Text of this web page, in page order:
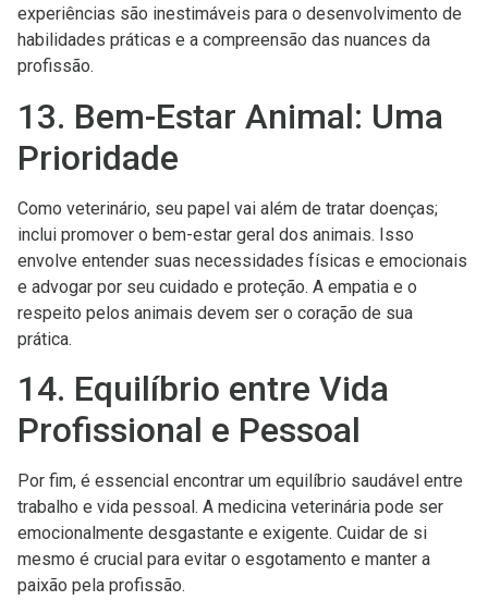
experiências são inestimáveis para o desenvolvimento de
habilidades práticas e a compreensão das nuances da
profissão.
13. Bem-Estar Animal: Uma
Prioridade
Como veterinário, seu papel vai além de tratar doenças;
inclui promover o bem-estar geral dos animais. Isso
envolve entender suas necessidades físicas e emocionais
e advogar por seu cuidado e proteção. A empatia e o
respeito pelos animais devem ser o coração de sua
prática.
14. Equilíbrio entre Vida
Profissional e Pessoal
Por fim, é essencial encontrar um equilíbrio saudável entre
trabalho e vida pessoal. A medicina veterinária pode ser
emocionalmente desgastante e exigente. Cuidar de si
mesmo é crucial para evitar o esgotamento e manter a
paixão pela profissão.